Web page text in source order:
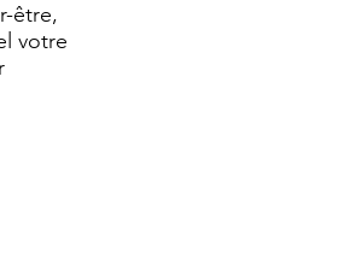
être,
votre